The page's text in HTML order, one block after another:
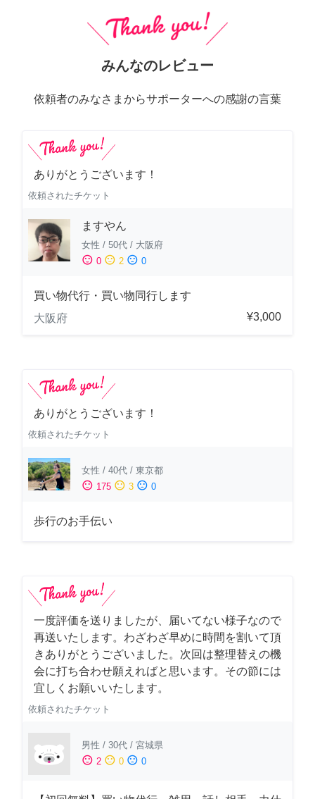
みんなのレビュー
依頼者のみなさまからサポーターへの感謝の言葉
ありがとうございます！
依頼されたチケット
ますやん
女性 / 50代 / 大阪府
sentiment_satisfied 0 sentiment_neutral 2 sentiment_dissatisfied 0
買い物代行・買い物同行します
大阪府
¥3,000
ありがとうございます！
依頼されたチケット
女性 / 40代 / 東京都
sentiment_satisfied 175 sentiment_neutral 3 sentiment_dissatisfied 0
歩行のお手伝い
一度評価を送りましたが、届いてない様子なので
再送いたします。わざわざ早めに時間を割いて頂
きありがとうございました。次回は整理替えの機
会に打ち合わせ願えればと思います。その節には
宜しくお願いいたします。
依頼されたチケット
男性 / 30代 / 宮城県
sentiment_satisfied 2 sentiment_neutral 0 sentiment_dissatisfied 0